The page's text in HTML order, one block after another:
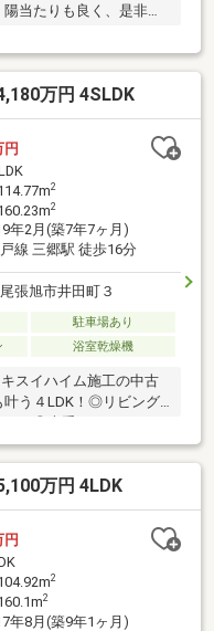
当たりも良く、是非、
万円 4SLDK
円
2
2
年2月(築7年7ヶ月)
線 三郷駅 徒歩16分
張旭市井田町３
駐車場あり
浴室乾燥機
イハイム施工の中古
う４LDK！◎リビング
稚園なども近くて子育て
に複数ございます
円/月々9万円台～の生
な返済プランがご相談
万円 4LDK
円
2
2
年8月(築9年1ヶ月)